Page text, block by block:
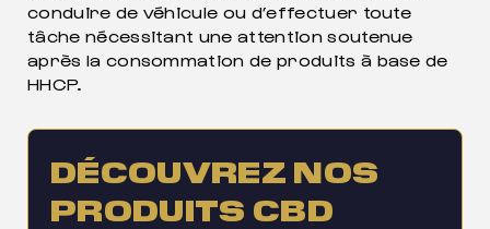
conduire de véhicule ou d’effectuer toute
tâche nécessitant une attention soutenue
après la consommation de produits à base de
HHCP.
DÉCOUVREZ NOS
PRODUITS CBD